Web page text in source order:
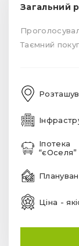
Загальний
Таємний
Іпотека
“єОселя”
Ціна -